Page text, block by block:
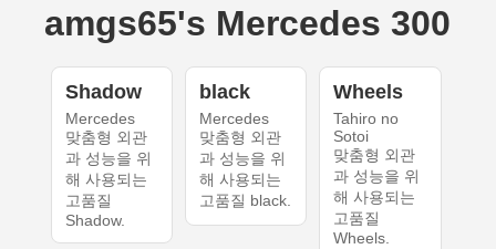
amgs65's Mercedes 300
Shadow
Mercedes
맞춤형 외관
과 성능을 위
해 사용되는
고품질
Shadow.
black
Mercedes
맞춤형 외관
과 성능을 위
해 사용되는
고품질 black.
Wheels
Tahiro no
Sotoi
맞춤형 외관
과 성능을 위
해 사용되는
고품질
Wheels.